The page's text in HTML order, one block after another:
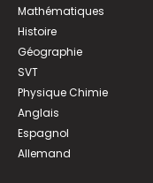
Mathématiques
Histoire
Géographie
SVT
Physique Chimie
Anglais
Espagnol
Allemand